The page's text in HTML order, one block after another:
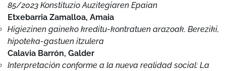
hipoteka-gastuen itzulera
Calavia Barrón, Galder
Interpretación conforme a la nueva realidad social: La
extinción del poder testatorio por la concurrencia de vida
marital de hecho y la aplicación práctica de las causas
de desheredación del artículo 853.2 cc.